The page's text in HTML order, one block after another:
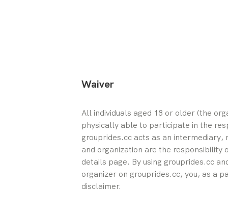
Waiver
All individuals aged 18 or older (the
physically able to participate in the
grouprides.cc acts as an intermediary,
and organization are the
details page. By using grouprides.cc
organizer on grouprides.cc, you, as a
disclaimer.